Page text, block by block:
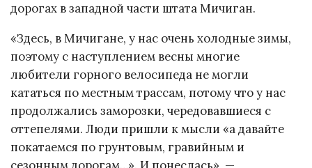
дорогах в западной части штата Мичиган.
«Здесь, в Мичигане, у нас очень холодные зимы,
поэтому с наступлением весны многие
любители горного велосипеда не могли
кататься по местным трассам, потому что у нас
продолжались заморозки, чередовавшиеся с
оттепелями. Люди пришли к мысли «а давайте
покатаемся по грунтовым, гравийным и